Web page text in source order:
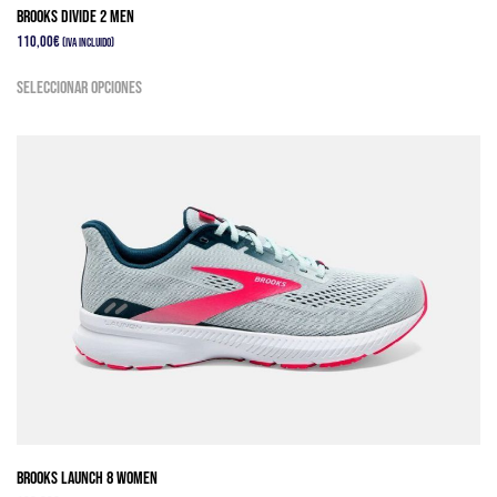
Brooks Divide 2 Men
110,00€(IVA Incluido)
Seleccionar opcionesproducto
opciones
se
pueden
elegir
en
la
Brooks Launch 8 Women